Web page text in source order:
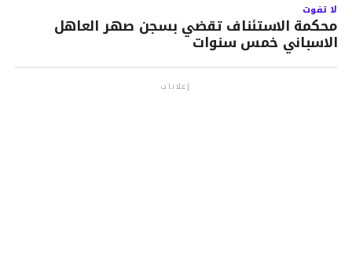
لا تفوت
محكمة الاستئناف تقضي بسجن صهر العاهل
الاسباني خمس سنوات
إعلانات